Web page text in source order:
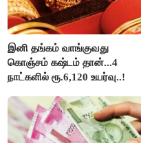
இனி தங்கம் வாங்குவது
கொஞ்சம் கஷ்டம் தான்...4
நாட்களில் ரூ.6,120 உயர்வு..!